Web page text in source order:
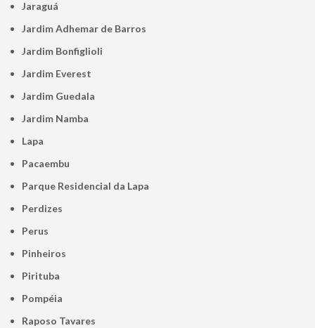
Jaraguá
Jardim Adhemar de Barros
Jardim Bonfiglioli
Jardim Everest
Jardim Guedala
Jardim Namba
Lapa
Pacaembu
Parque Residencial da Lapa
Perdizes
Perus
Pinheiros
Pirituba
Pompéia
Raposo Tavares